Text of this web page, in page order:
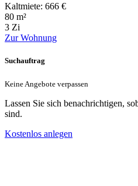
Kaltmiete: 666 €
80 m²
3 Zi
Zur Wohnung
Suchauftrag
Keine Angebote verpassen
Lassen Sie sich benachrichtigen,
sind.
Kostenlos anlegen